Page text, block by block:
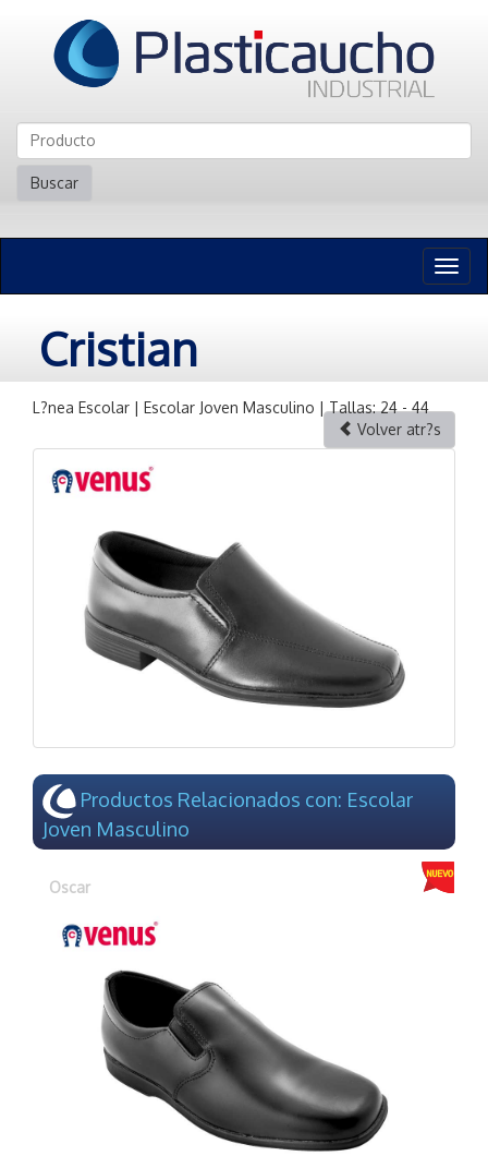
Buscar
n
Cristian
L?nea Escolar | Escolar Joven Masculino | Tallas: 24 - 44
Volver atr?s
Productos Relacionados con: Escolar
Joven Masculino
Oscar